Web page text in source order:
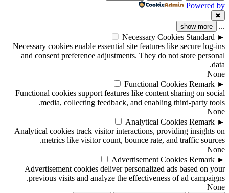
Powered by
✖
...
show more
►
Necessary Cookies Standard
Necessary cookies enable essential site features like secure log-ins
and consent preference adjustments. They do not store personal
data.
None
►
Functional Cookies Remark
Functional cookies support features like content sharing on social
media, collecting feedback, and enabling third-party tools.
None
►
Analytical Cookies Remark
Analytical cookies track visitor interactions, providing insights on
metrics like visitor count, bounce rate, and traffic sources.
None
►
Advertisement Cookies Remark
Advertisement cookies deliver personalized ads based on your
previous visits and analyze the effectiveness of ad campaigns.
None